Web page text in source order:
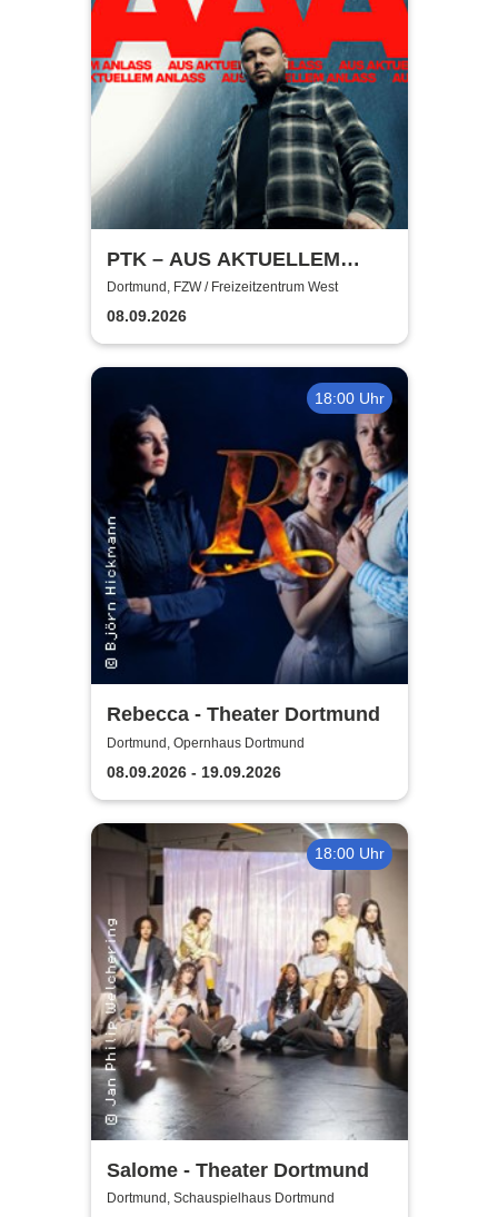
PTK – AUS AKTUELLEM
ANLASS
Dortmund, FZW / Freizeitzentrum West
08.09.2026
18:00 Uhr
Rebecca - Theater Dortmund
Dortmund, Opernhaus Dortmund
08.09.2026 - 19.09.2026
18:00 Uhr
Salome - Theater Dortmund
Dortmund, Schauspielhaus Dortmund